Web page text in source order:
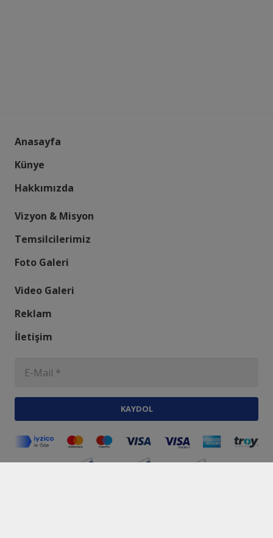
Anasayfa
Künye
Hakkımızda
Vizyon & Misyon
Temsilcilerimiz
Foto Galeri
Video Galeri
Reklam
İletişim
KAYDOL